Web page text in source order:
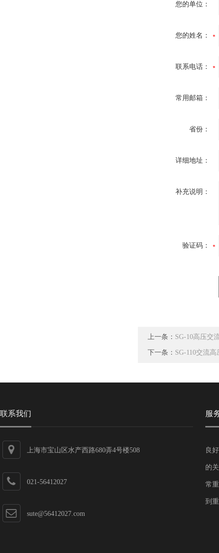
您的单位：
您的姓名：
联系电话：
常用邮箱：
省份：
详细地址：
补充说明：
验证码：
上一条： SG-10高压交
下一条： SG-110交流
联系我们
上海市宝山区水产西路680弄4号楼508
021-56412027
sute@56412027.com
服
良
的
常
到